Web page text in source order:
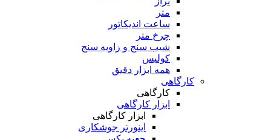
متر
ساعت اندیکاتور
چرخ متر
شیب سنج و زاویه سنج
کولیس
همه ابزار دقیق
کارگاهی
کارگاهی
ابزار کارگاهی
ابزار کارگاهی
اینورتر جوشکاری